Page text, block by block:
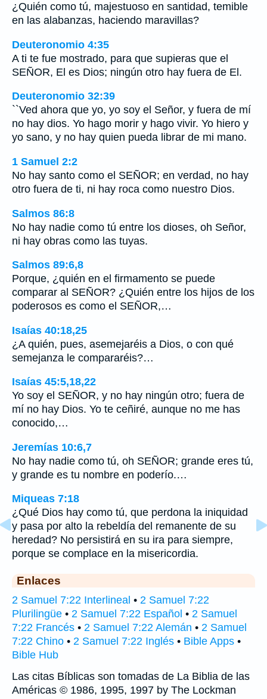
¿Quién como tú, majestuoso en santidad, temible
en las alabanzas, haciendo maravillas?
Deuteronomio 4:35
A ti te fue mostrado, para que supieras que el
SEÑOR, El es Dios; ningún otro hay fuera de El.
Deuteronomio 32:39
``Ved ahora que yo, yo soy el Señor, y fuera de mí
no hay dios. Yo hago morir y hago vivir. Yo hiero y
yo sano, y no hay quien pueda librar de mi mano.
1 Samuel 2:2
No hay santo como el SEÑOR; en verdad, no hay
otro fuera de ti, ni hay roca como nuestro Dios.
Salmos 86:8
No hay nadie como tú entre los dioses, oh Señor,
ni hay obras como las tuyas.
Salmos 89:6,8
Porque, ¿quién en el firmamento se puede
comparar al SEÑOR? ¿Quién entre los hijos de los
poderosos es como el SEÑOR,…
Isaías 40:18,25
¿A quién, pues, asemejaréis a Dios, o con qué
semejanza le compararéis?…
Isaías 45:5,18,22
Yo soy el SEÑOR, y no hay ningún otro; fuera de
mí no hay Dios. Yo te ceñiré, aunque no me has
conocido,…
Jeremías 10:6,7
No hay nadie como tú, oh SEÑOR; grande eres tú,
y grande es tu nombre en poderío.…
Miqueas 7:18
¿Qué Dios hay como tú, que perdona la iniquidad
y pasa por alto la rebeldía del remanente de su
heredad? No persistirá en su ira para siempre,
porque se complace en la misericordia.
Enlaces
2 Samuel 7:22 Interlineal • 2 Samuel 7:22
Plurilingüe • 2 Samuel 7:22 Español • 2 Samuel
7:22 Francés • 2 Samuel 7:22 Alemán • 2 Samuel
7:22 Chino • 2 Samuel 7:22 Inglés • Bible Apps •
Bible Hub
Las citas Bíblicas son tomadas de La Biblia de las
Américas © 1986, 1995, 1997 by The Lockman